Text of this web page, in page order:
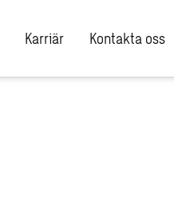
Karriär Kontakta oss